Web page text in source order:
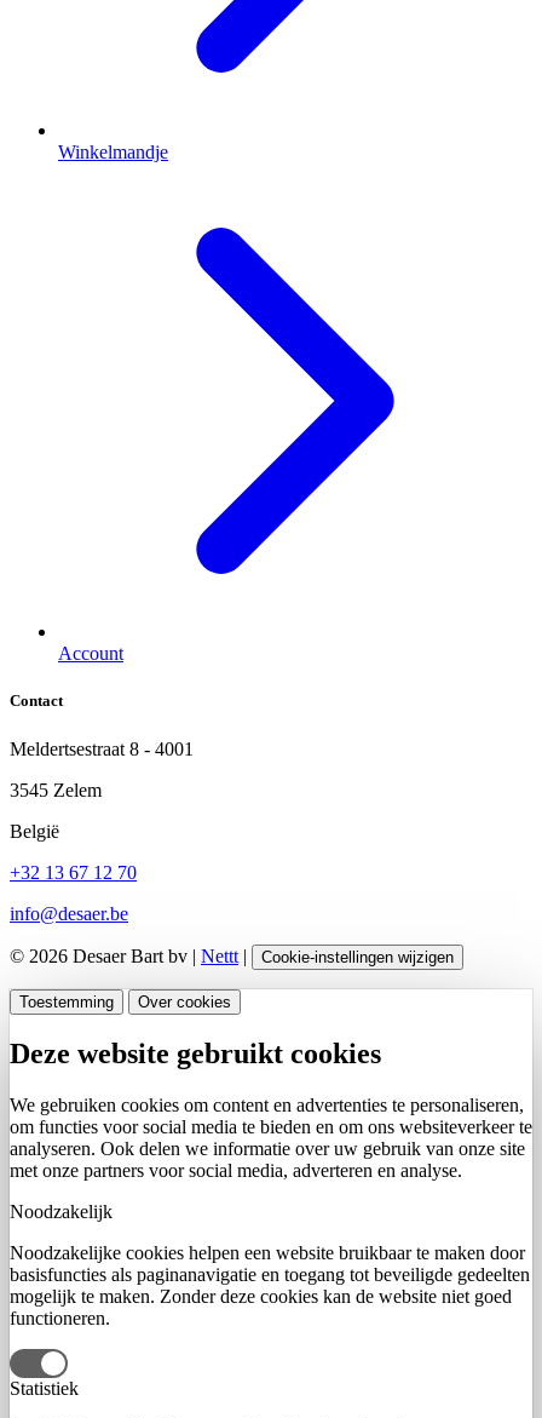
Winkelmandje
Account
Contact
Meldertsestraat 8 - 4001
3545 Zelem
België
+32 13 67 12 70
info@desaer.be
© 2026 Desaer Bart bv | Nettt | Cookie-instellingen wijzigen
Toestemming Over cookies
Deze website gebruikt cookies
We gebruiken cookies om content en advertenties te personaliseren,
om functies voor social media te bieden en om ons websiteverkeer te
analyseren. Ook delen we informatie over uw gebruik van onze site
met onze partners voor social media, adverteren en analyse.
Noodzakelijk
Noodzakelijke cookies helpen een website bruikbaar te maken door
basisfuncties als paginanavigatie en toegang tot beveiligde gedeelten
mogelijk te maken. Zonder deze cookies kan de website niet goed
functioneren.
Statistiek